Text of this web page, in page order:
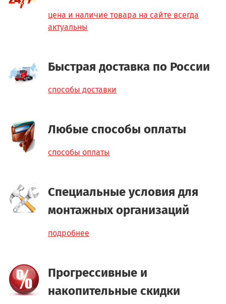
цена и наличие товара на сайте всегда
актуальны
Быстрая доставка по России
способы доставки
Любые способы оплаты
способы оплаты
Специальные условия для
монтажных организаций
подробнее
Прогрессивные и
накопительные скидки